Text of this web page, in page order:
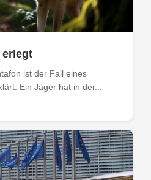
erlegt
ist der Fall eines
Ein Jäger hat in der...